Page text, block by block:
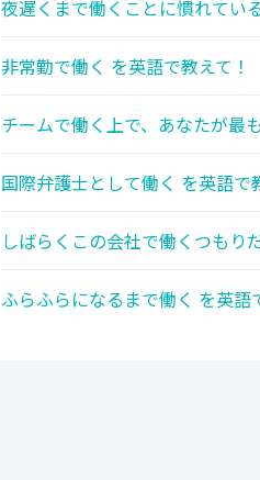
夜遅くまで働くことに慣れてい
非常勤で働く を英語で教えて！
チームで働く上で、あなたが最
国際弁護士として働く を英語で
しばらくこの会社で働くつもり
ふらふらになるまで働く を英語